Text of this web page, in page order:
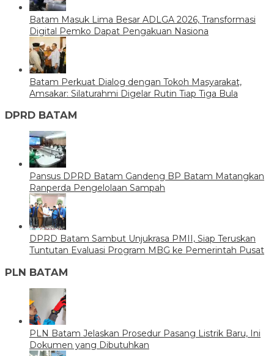
Batam Masuk Lima Besar ADLGA 2026, Transformasi
Digital Pemko Dapat Pengakuan Nasiona
Batam Perkuat Dialog dengan Tokoh Masyarakat,
Amsakar: Silaturahmi Digelar Rutin Tiap Tiga Bula
DPRD BATAM
Pansus DPRD Batam Gandeng BP Batam Matangkan
Ranperda Pengelolaan Sampah
DPRD Batam Sambut Unjukrasa PMII, Siap Teruskan
Tuntutan Evaluasi Program MBG ke Pemerintah Pusat
PLN BATAM
PLN Batam Jelaskan Prosedur Pasang Listrik Baru, Ini
Dokumen yang Dibutuhkan